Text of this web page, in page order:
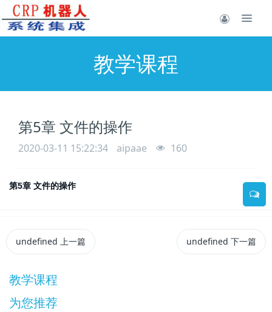
教学课程
第5章 文件的操作
2020-03-11 15:22:34 aipaae 160
第5章 文件的操作
undefined 上一篇 undefined 下一篇
教学课程
为您推荐